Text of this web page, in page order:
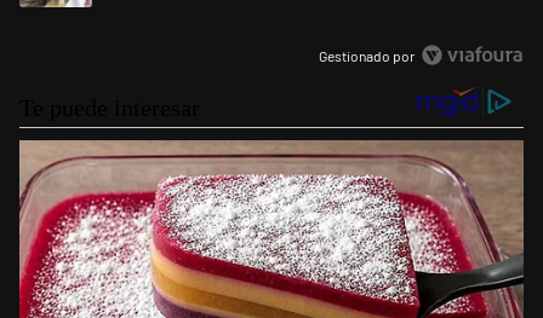
Gestionado por